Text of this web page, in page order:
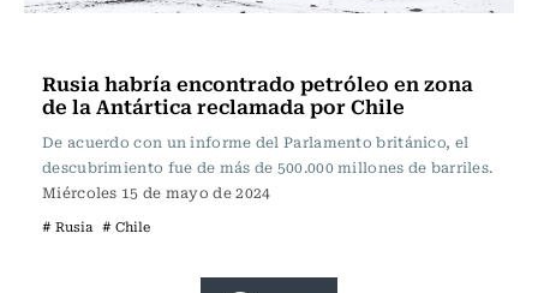
Rusia habría encontrado petróleo en zona
de la Antártica reclamada por Chile
De acuerdo con un informe del Parlamento británico, el
descubrimiento fue de más de 500.000 millones de barriles.
Miércoles 15 de mayo de 2024
# Rusia # Chile